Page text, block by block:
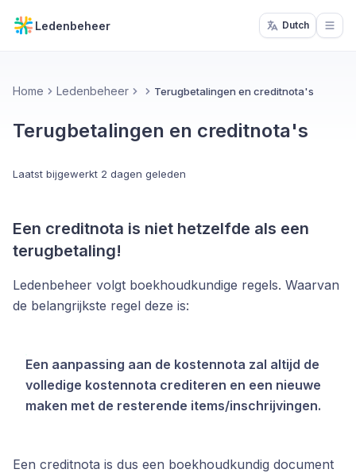
Ledenbeheer Dutch
Home Ledenbeheer Terugbetalingen en creditnota's
Terugbetalingen en creditnota's
Laatst bijgewerkt 2 dagen geleden
Een creditnota is niet hetzelfde als een
terugbetaling!
Ledenbeheer volgt boekhoudkundige regels. Waarvan
de belangrijkste regel deze is:
Een aanpassing aan de kostennota zal altijd de
volledige kostennota crediteren en een nieuwe
maken met de resterende items/inschrijvingen.
Een creditnota is dus een boekhoudkundig document